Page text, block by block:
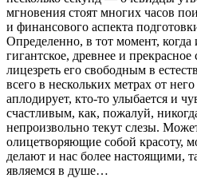
мгновения стоят многих часов
и финансового аспекта
Определенно, в тот момент, когда
гигантское, древнее и
лицезреть его свободным в
всего в нескольких метрах от
аплодирует, кто-то улыбается и
счастливым, как, пожалуй,
непроизвольно текут слезы.
олицетворяющие собой красоту,
делают и нас более настоящими,
являемся в душе…